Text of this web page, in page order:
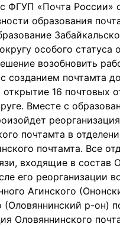
ФГУП «Почта России»
образования
особого статуса
возобновить
созданием почтамта
открытие 16 почтовых
Вместе с
реорганизация
почтамта в
почтамта. Все
входящие в состав
его реорганизации
Агинского
(Оловяннинский р-он)
Оловяннинского